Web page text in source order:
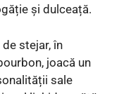
și dulceață.
stejar, în
joacă un
sale